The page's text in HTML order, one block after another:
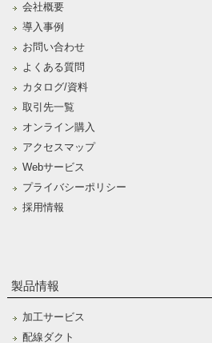
会社概要
導入事例
お問い合わせ
よくある質問
カタログ/資料
取引先一覧
オンライン購入
アクセスマップ
Webサービス
プライバシーポリシー
採用情報
製品情報
加工サービス
配線ダクト